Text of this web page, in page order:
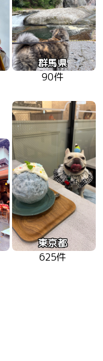
群馬県
90件
東京都
625件